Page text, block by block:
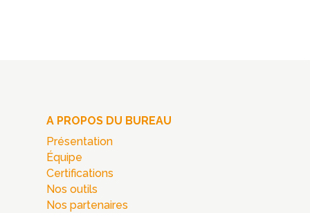
A PROPOS DU BUREAU
Présentation
Équipe
Certifications
Nos outils
Nos partenaires